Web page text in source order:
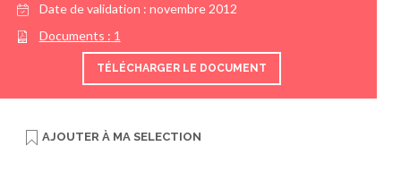
Date de validation : novembre 2012
Documents : 1
TÉLÉCHARGER LE DOCUMENT
AJOUTER À MA SELECTION